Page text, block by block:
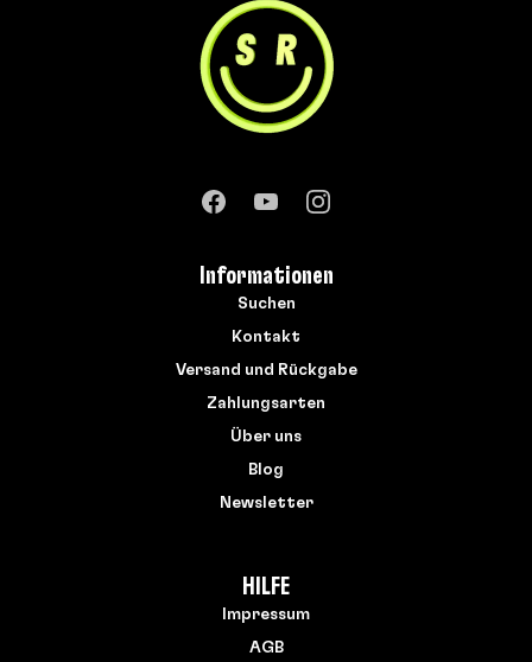
Informationen
Suchen
Kontakt
Versand und Rückgabe
Zahlungsarten
Über uns
Blog
Newsletter
HILFE
Impressum
AGB